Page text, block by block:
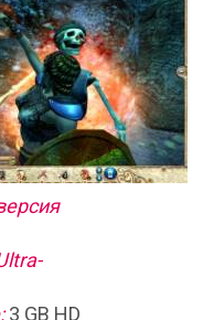
3 GB HD